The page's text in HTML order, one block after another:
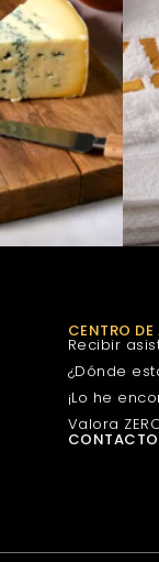
CENTRO DE
Recibir
¿Dónde
¡Lo he
Valora
CONTACTO